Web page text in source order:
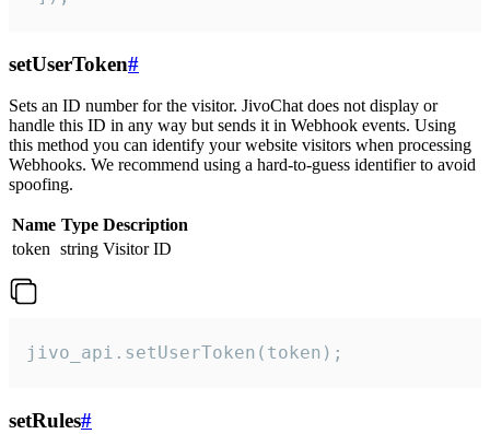
setUserToken#
Sets an ID number for the visitor. JivoChat does not display or
handle this ID in any way but sends it in Webhook events. Using
this method you can identify your website visitors when processing
Webhooks. We recommend using a hard-to-guess identifier to avoid
spoofing.
Name Type Description
token string Visitor ID
jivo_api.setUserToken(token);
setRules#